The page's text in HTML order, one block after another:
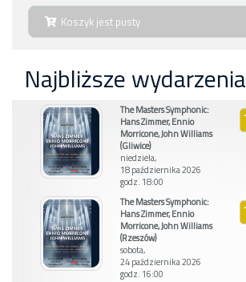
Koszyk jest pusty
Najbliższe wydarzenia
The Masters Symphonic:
Hans Zimmer, Ennio
Morricone, John Williams
(Gliwice)
niedziela,
18 października 2026
godz. 18:00
The Masters Symphonic:
Hans Zimmer, Ennio
Morricone, John Williams
(Rzeszów)
sobota,
24 października 2026
godz. 16:00